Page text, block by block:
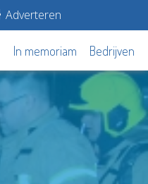
Adverteren
In memoriam Bedrijven